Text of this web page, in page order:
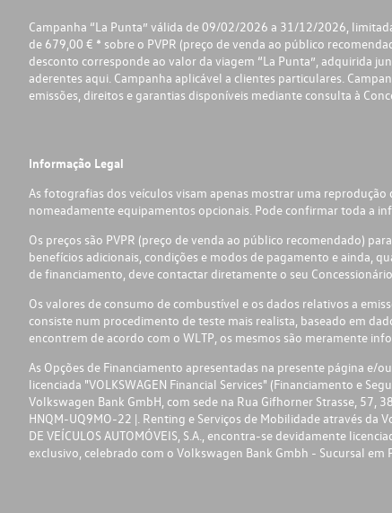
Campanha “La Punta” válida de 09/02/2026 a 31/12/2026,
de 679,00 € * sobre o PVPR (preço de venda ao público
desconto corresponde ao valor da viagem “La Punta”, adquirida
aderentes aqui. Campanha aplicável a clientes particulares.
emissões, direitos e garantias disponíveis mediante consulta à
Informação Legal
As fotografias dos veículos visam apenas mostrar uma
nomeadamente equipamentos opcionais. Pode confirmar toda a
Os preços são PVPR (preço de venda ao público recomendado)
benefícios adicionais, condições e modos de pagamento e ainda,
de financiamento, deve contactar diretamente o seu Concessionário.
Os valores de consumo de combustível e os dados relativos a
consiste num procedimento de teste mais realista, baseado em
encontrem de acordo com o WLTP, os mesmos são meramente
As Opções de Financiamento apresentadas na presente página e/
licenciada "VOLKSWAGEN Financial Services" (Financiamento e
Volkswagen Bank GmbH, com sede na Rua Gifhorner Strasse, 57,
HNQM-UQ9MO-22 |. Renting e Serviços de Mobilidade através da
DE VEÍCULOS AUTOMÓVEIS, S.A., encontra-se devidamente
exclusivo, celebrado com o Volkswagen Bank Gmbh - Sucursal em